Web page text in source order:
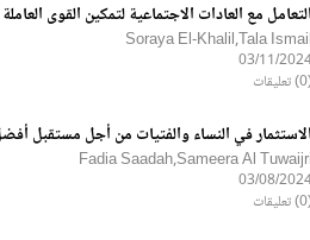
مع العادات الاجتماعية لتمكين القوى
Soraya El-Khalil,Tala
03/11/
في النساء والفتيات من أجل مستقبل
Fadia Saadah,Sameera Al
03/08/